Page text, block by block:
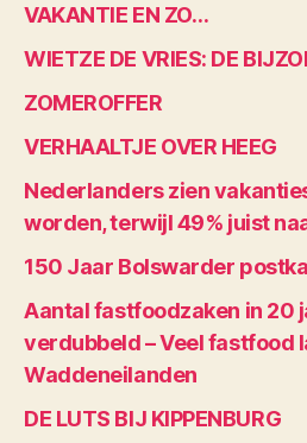
VAKANTIE EN ZO…
WIETZE DE VRIES: DE
ZOMEROFFER
VERHAALTJE OVER HEEG
Nederlanders zien
worden, terwijl 49% juist
150 Jaar Bolswarder
Aantal fastfoodzaken in 20
verdubbeld – Veel fastfood
Waddeneilanden
DE LUTS BIJ KIPPENBURG